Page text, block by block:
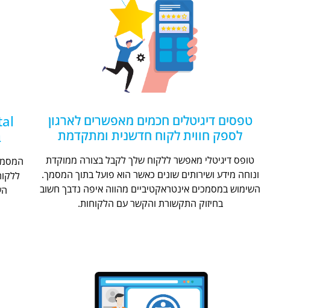
טפסים דיגיטלים חכמים מאפשרים לארגון
לספק חווית לקוח חדשנית ומתקדמת
טופס דיגיטלי מאפשר ללקוח שלך לקבל בצורה ממוקדת
ונוחה מידע ושירותים שונים כאשר הוא פועל בתוך המסמך.
השימוש במסמכים אינטראקטיביים מהווה איפה נדבך חשוב
בחיזוק התקשורת והקשר עם הלקוחות.